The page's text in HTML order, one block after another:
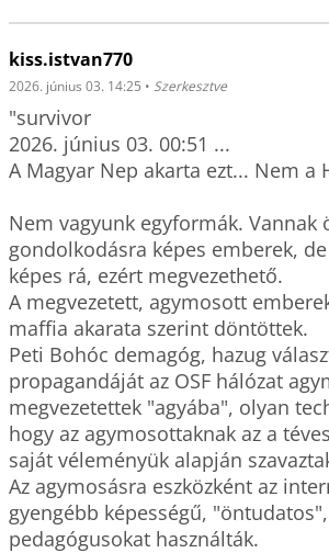
kiss.istvan770
2026. június 03. 14:25 • Szerkesztve
"survivor
2026. június 03. 00:51 ...
A Magyar Nep akarta ezt... Nem a
Nem vagyunk egyformák. Vannak
gondolkodásra képes emberek,
képes rá, ezért megvezethető.
A megvezetett, agymosott
maffia akarata szerint döntöttek.
Peti Bohóc demagóg, hazug
propagandáját az OSF hálózat
megvezetettek "agyába", olyan
hogy az agymosottaknak az a
saját véleményük alapján
Az agymosásra eszközként az
gyengébb képességű,
pedagógusokat használták.